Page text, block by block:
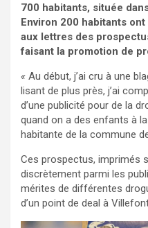
700 habitants, située
Environ 200 habitants
aux lettres des
faisant la promotion de
« Au début, j’ai cru à une
lisant de plus près, j’ai
d’une publicité pour de la
quand on a des enfants à
habitante de la commune
Ces prospectus, imprimés
discrètement parmi les
mérites de différentes
d’un point de deal à